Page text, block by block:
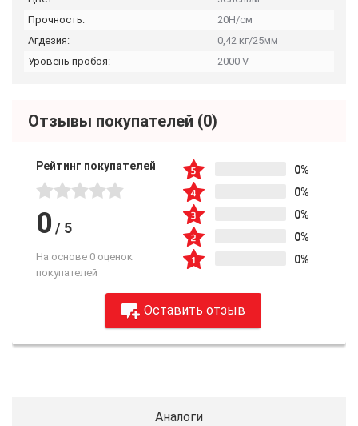
Прочность:
20Н/см
Агдезия:
0,42 кг/25мм
Уровень пробоя:
2000 V
Отзывы покупателей (0)
Рейтинг покупателей
0 / 5
На основе 0 оценок
покупателей
0%
0%
0%
0%
0%
Оставить отзыв
Аналоги